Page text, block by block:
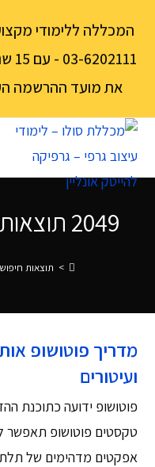
המכללה ללימודי
את מועד ההרשמה
2049
> תוצאות
מדריך פוטושופ
ועיטורים
פוטושופ ידועה כתוכנת
טקסטים פוטושופ
אפקטים מדהימים של